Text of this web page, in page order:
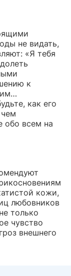
не видать,
«Я тебя
к
как его
обо всем на
кожи,
любовников
только
чувство
внешнего